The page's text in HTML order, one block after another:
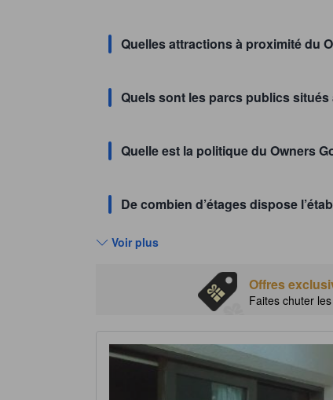
Quelles attractions à proximité du
Quels sont les parcs publics
Quelle est la politique du Owners
De combien d’étages dispose
Voir plus
Offres
Faites chuter